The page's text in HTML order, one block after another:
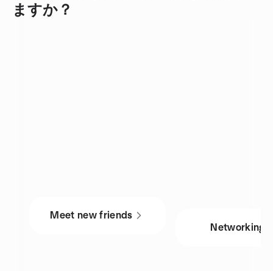
ますか？
Meet new friends
Networking